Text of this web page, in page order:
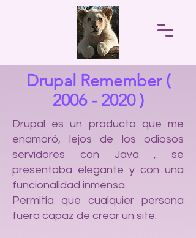
Drupal Remember (
2006 - 2020)
Drupal es un producto que me
enamoró, lejos de los odiosos
servidores con Java , se
presentaba elegante y con una
funcionalidad inmensa.
Permitía que cualquier persona
fuera capaz de crear un site.